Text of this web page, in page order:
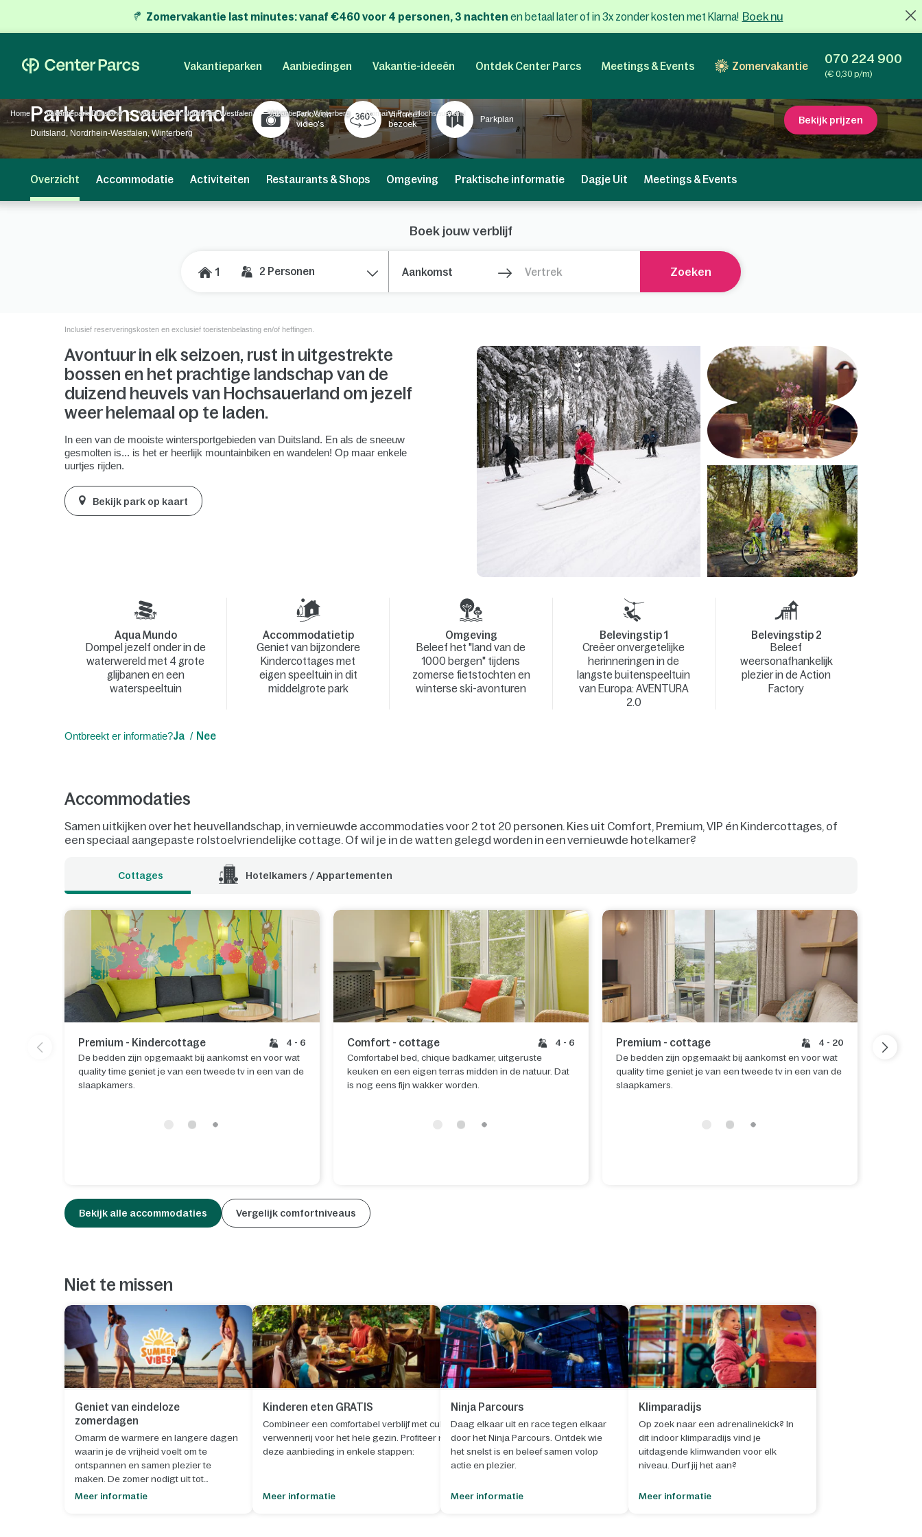
Zomervakantie last minutes:vanaf €460 voor 4 personen, 3 nachten en betaal later of in 3x zonder kosten met Klarna! Boek nu
Vakantieparken Aanbiedingen Vakantie-ideeën Ontdek Center Parcs Meetings & Events Zomervakantie 070 224 900
(€ 0,30 p/m)
Home Vakantiepark Duitsland Vakantiepark Nordrhein-Westfalen Vakantiepark Winterberg Domaine Park Hochsauerland
Park Hochsauerland
Duitsland, Nordrhein-Westfalen, Winterberg
Foto's en
video's
Virtueel
bezoek
Parkplan Bekijk prijzen
Overzicht Accommodatie Activiteiten Restaurants & Shops Omgeving Praktische informatie Dagje Uit Meetings & Events
Boek jouw verblijf
1 2 Personen Zoeken
Inclusief reserveringskosten en exclusief toeristenbelasting en/of heffingen.
Avontuur in elk seizoen, rust in uitgestrekte
bossen en het prachtige landschap van de
duizend heuvels van Hochsauerland om jezelf
weer helemaal op te laden.
In een van de mooiste wintersportgebieden van Duitsland. En als de sneeuw
gesmolten is... is het er heerlijk mountainbiken en wandelen! Op maar enkele
uurtjes rijden.
Bekijk park op kaart
Aqua Mundo
Dompel jezelf onder in de
waterwereld met 4 grote
glijbanen en een
waterspeeltuin
Accommodatietip
Geniet van bijzondere
Kindercottages met
eigen speeltuin in dit
middelgrote park
Omgeving
Beleef het "land van de
1000 bergen" tijdens
zomerse fietstochten en
winterse ski-avonturen
Belevingstip 1
Creëer onvergetelijke
herinneringen in de
langste buitenspeeltuin
van Europa: AVENTURA
2.0
Belevingstip 2
Beleef
weersonafhankelijk
plezier in de Action
Factory
Ontbreekt er informatie?Ja Nee
Accommodaties
Samen uitkijken over het heuvellandschap, in vernieuwde accommodaties voor 2 tot 20 personen. Kies uit Comfort, Premium, VIP én Kindercottages, of
een speciaal aangepaste rolstoelvriendelijke cottage. Of wil je in de watten gelegd worden in een vernieuwde hotelkamer?
Cottages Hotelkamers / Appartementen
Premium - Kindercottage
4 - 6
De bedden zijn opgemaakt bij aankomst en voor wat
quality time geniet je van een tweede tv in een van de
slaapkamers.
Comfort - cottage
4 - 6
Comfortabel bed, chique badkamer, uitgeruste
keuken en een eigen terras midden in de natuur. Dat
is nog eens fijn wakker worden.
Premium - cottage
4 - 20
De bedden zijn opgemaakt bij aankomst en voor wat
quality time geniet je van een tweede tv in een van de
slaapkamers.
VIP -
Bekijk alle accommodaties Vergelijk comfortniveaus
Niet te missen
Geniet van eindeloze
zomerdagen
Omarm de warmere en langere dagen
waarin je de vrijheid voelt om te
ontspannen en samen plezier te
maken. De zomer nodigt uit tot
buitenleven, spontane momenten en
Meer informatie
Kinderen eten GRATIS
Combineer een comfortabel verblijf met culinaire
verwennerij voor het hele gezin. Profiteer nu van
deze aanbieding in enkele stappen:
september 2026
Meer informatie
Ninja Parcours
Daag elkaar uit en race tegen elkaar
door het Ninja Parcours. Ontdek wie
het snelst is en beleef samen volop
actie en plezier.
Meer informatie
Klimparadijs
Op zoek naar een adrenalinekick? In
dit indoor klimparadijs vind je
uitdagende klimwanden voor elk
niveau. Durf jij het aan?
Meer informatie